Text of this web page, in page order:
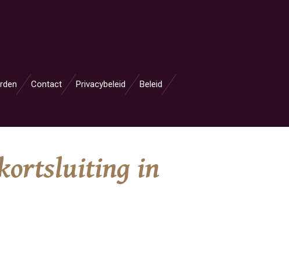
Contact Privacybeleid Beleid
in